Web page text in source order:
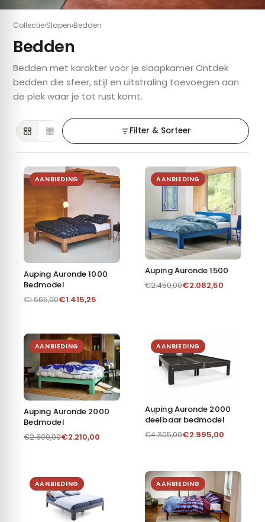
Collectie›Slapen›Bedden
Bedden
Bedden met karakter voor je slaapkamer Ontdek
bedden die sfeer, stijl en uitstraling toevoegen aan
de plek waar je tot rust komt.
Filter & Sorteer
AANBIEDING
Auping Auronde 1000
Bedmodel
€1.665,00€1.415,25
AANBIEDING
Auping Auronde 1500
€2.450,00€2.082,50
AANBIEDING
Auping Auronde 2000
Bedmodel
€2.600,00€2.210,00
AANBIEDING
Auping Auronde 2000
deelbaar bedmodel
€4.305,00€2.995,00
AANBIEDING AANBIEDING